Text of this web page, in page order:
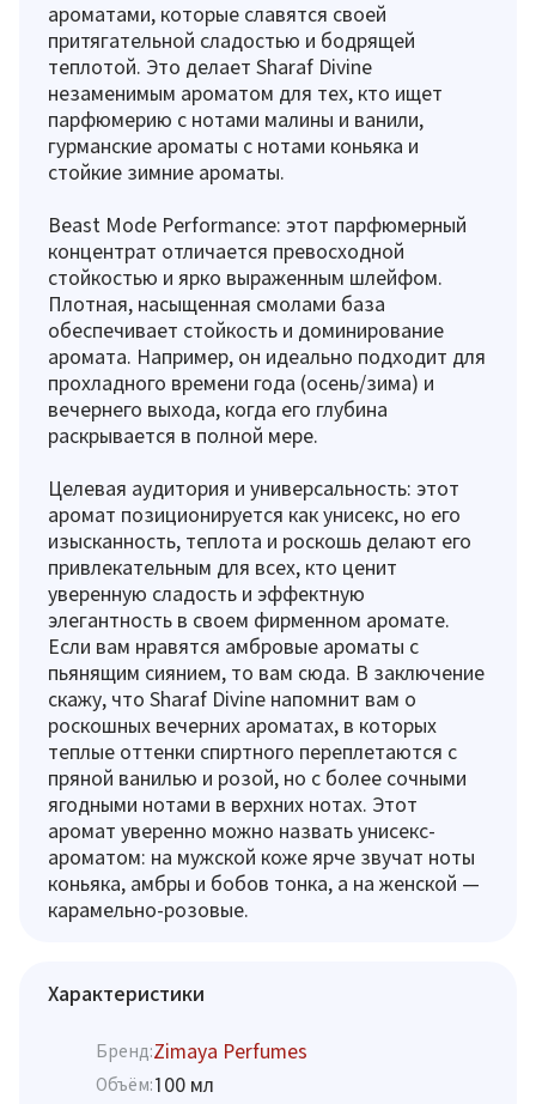
ароматами, которые славятся своей
притягательной сладостью и бодрящей
теплотой. Это делает Sharaf Divine
незаменимым ароматом для тех, кто ищет
парфюмерию с нотами малины и ванили,
гурманские ароматы с нотами коньяка и
стойкие зимние ароматы.
Beast Mode Performance: этот парфюмерный
концентрат отличается превосходной
стойкостью и ярко выраженным шлейфом.
Плотная, насыщенная смолами база
обеспечивает стойкость и доминирование
аромата. Например, он идеально подходит для
прохладного времени года (осень/зима) и
вечернего выхода, когда его глубина
раскрывается в полной мере.
Целевая аудитория и универсальность: этот
аромат позиционируется как унисекс, но его
изысканность, теплота и роскошь делают его
привлекательным для всех, кто ценит
уверенную сладость и эффектную
элегантность в своем фирменном аромате.
Если вам нравятся амбровые ароматы с
пьянящим сиянием, то вам сюда. В заключение
скажу, что Sharaf Divine напомнит вам о
роскошных вечерних ароматах, в которых
теплые оттенки спиртного переплетаются с
пряной ванилью и розой, но с более сочными
ягодными нотами в верхних нотах. Этот
аромат уверенно можно назвать унисекс-
ароматом: на мужской коже ярче звучат ноты
коньяка, амбры и бобов тонка, а на женской —
карамельно-розовые.
Характеристики
Бренд:Zimaya Perfumes
Объём:100 мл